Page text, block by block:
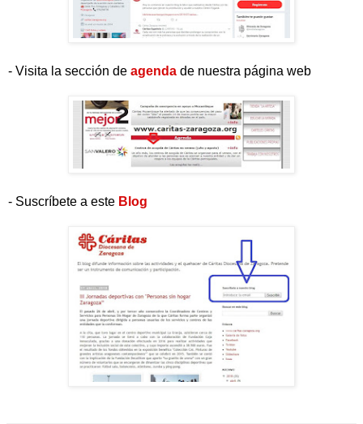
- Visita la sección de agenda de nuestra página web
- Suscríbete a este Blog